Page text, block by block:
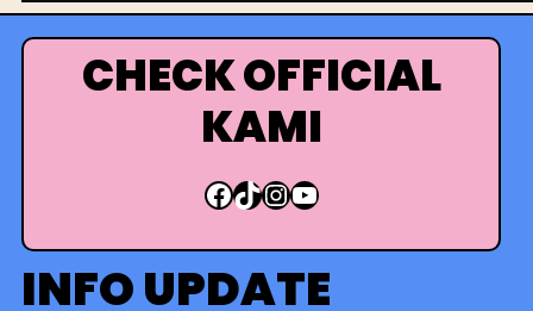
r
i
CHECK OFFICIAL
KAMI
Facebook TikTok InstagramYouTube
INFO UPDATE